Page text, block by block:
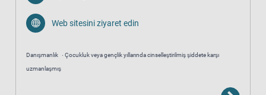
Web sitesini ziyaret edin
Danışmanlık
Çocukluk veya gençlik yıllarında cinselleştirilmiş şiddete karşı
uzmanlaşmış